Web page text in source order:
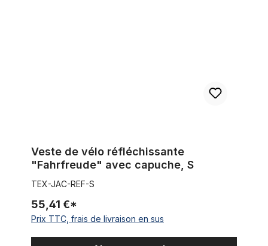
Veste de vélo réfléchissante
"Fahrfreude" avec capuche, S
TEX-JAC-REF-S
55,41 €*
Prix TTC, frais de livraison en sus